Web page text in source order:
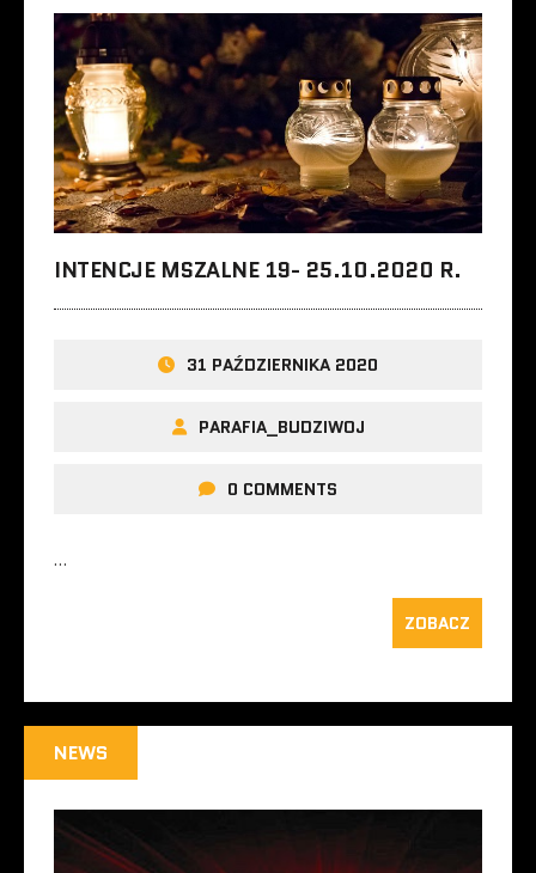
INTENCJE MSZALNE 19- 25.10.2020 R.
31 PAŹDZIERNIKA 2020
PARAFIA_BUDZIWOJ
0 COMMENTS
…
ZOBACZ
NEWS